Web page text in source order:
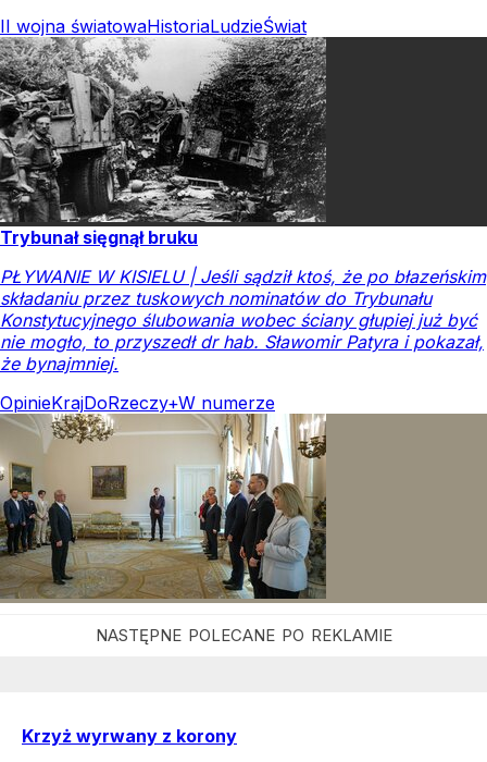
II wojna światowaHistoriaLudzieŚwiat
Trybunał sięgnął bruku
PŁYWANIE W KISIELU | Jeśli sądził ktoś, że po błazeńskim
składaniu przez tuskowych nominatów do Trybunału
Konstytucyjnego ślubowania wobec ściany głupiej już być
nie mogło, to przyszedł dr hab. Sławomir Patyra i pokazał,
że bynajmniej.
OpinieKrajDoRzeczy+W numerze
Krzyż wyrwany z korony